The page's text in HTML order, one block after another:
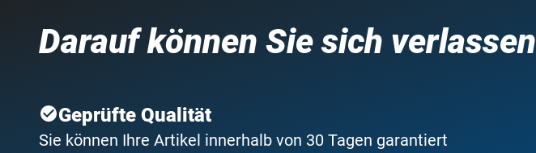
Darauf können Sie sich verlassen
Geprüfte Qualität
Sie können Ihre Artikel innerhalb von 30 Tagen garantiert